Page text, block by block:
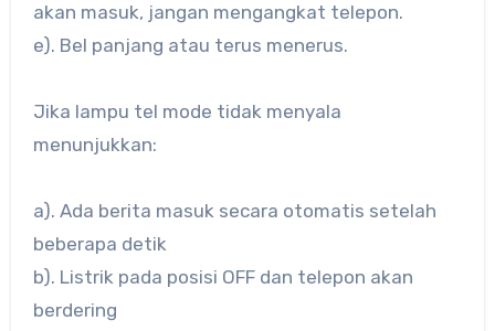
akan masuk, jangan mengangkat telepon.
e). Bel panjang atau terus menerus.
Jika lampu tel mode tidak menyala
menunjukkan:
a). Ada berita masuk secara otomatis setelah
beberapa detik
b). Listrik pada posisi OFF dan telepon akan
berdering